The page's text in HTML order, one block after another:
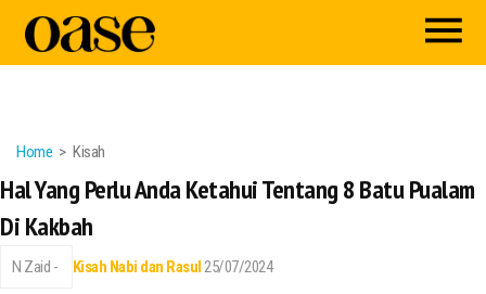
Home Kisah
Hal Yang Perlu Anda Ketahui Tentang 8 Batu Pualam
Di Kakbah
N Zaid - Kisah Nabi dan Rasul25/07/2024